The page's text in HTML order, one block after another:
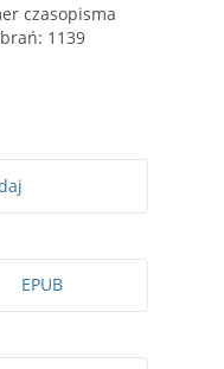
czasopisma
1139
EPUB